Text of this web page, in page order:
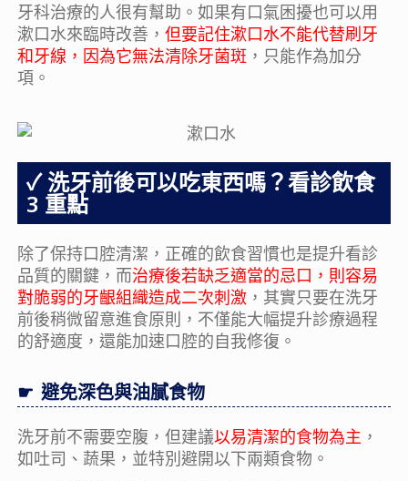
牙科治療的人很有幫助。如果有口氣困擾也可以用
漱口水來臨時改善，但要記住漱口水不能代替刷牙
和牙線，因為它無法清除牙菌斑 ，只能作為加分
項。
洗牙前後可以吃東西嗎？看診飲食
3 重點
除了保持口腔清潔，正確的飲食習慣也是提升看診
品質的關鍵，而治療後若缺乏適當的忌口，則容易
對脆弱的牙齦組織造成二次刺激 ，其實只要在洗牙
前後稍微留意進食原則，不僅能大幅提升診療過程
的舒適度，還能加速口腔的自我修復。
避免深色與油膩食物
洗牙前不需要空腹，但建議以易清潔的食物為主 ，
如吐司、蔬果，並特別避開以下兩類食物。